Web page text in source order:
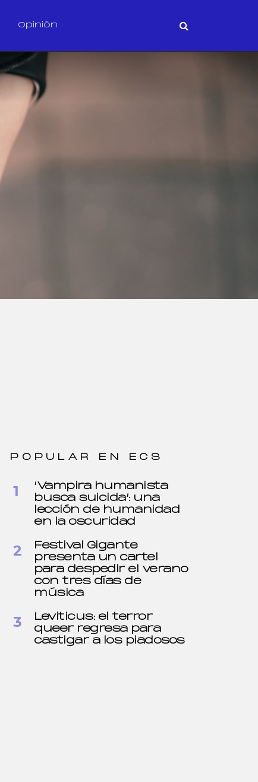
Opinión
POPULAR EN ECS
‘Vampira humanista
busca suicida’: una
lección de humanidad
en la oscuridad
Festival Gigante
presenta un cartel
para despedir el verano
con tres días de
música
Leviticus: el terror
queer regresa para
castigar a los piadosos